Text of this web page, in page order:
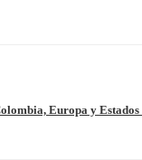
Europa y Estados